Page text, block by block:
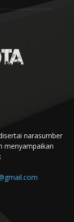
narasumber
menyampaikan